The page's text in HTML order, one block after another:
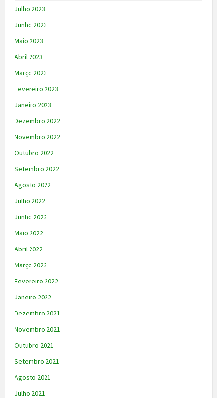
Julho 2023
Junho 2023
Maio 2023
Abril 2023
Março 2023
Fevereiro 2023
Janeiro 2023
Dezembro 2022
Novembro 2022
Outubro 2022
Setembro 2022
Agosto 2022
Julho 2022
Junho 2022
Maio 2022
Abril 2022
Março 2022
Fevereiro 2022
Janeiro 2022
Dezembro 2021
Novembro 2021
Outubro 2021
Setembro 2021
Agosto 2021
Julho 2021